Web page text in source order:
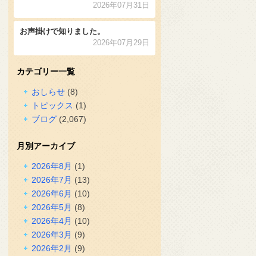
2026年07月31日
お声掛けで知りました。
2026年07月29日
カテゴリー一覧
おしらせ(8)
トピックス (1)
ブログ(2,067)
月別アーカイブ
2026年8月 (1)
2026年7月 (13)
2026年6月 (10)
2026年5月 (8)
2026年4月 (10)
2026年3月 (9)
2026年2月 (9)